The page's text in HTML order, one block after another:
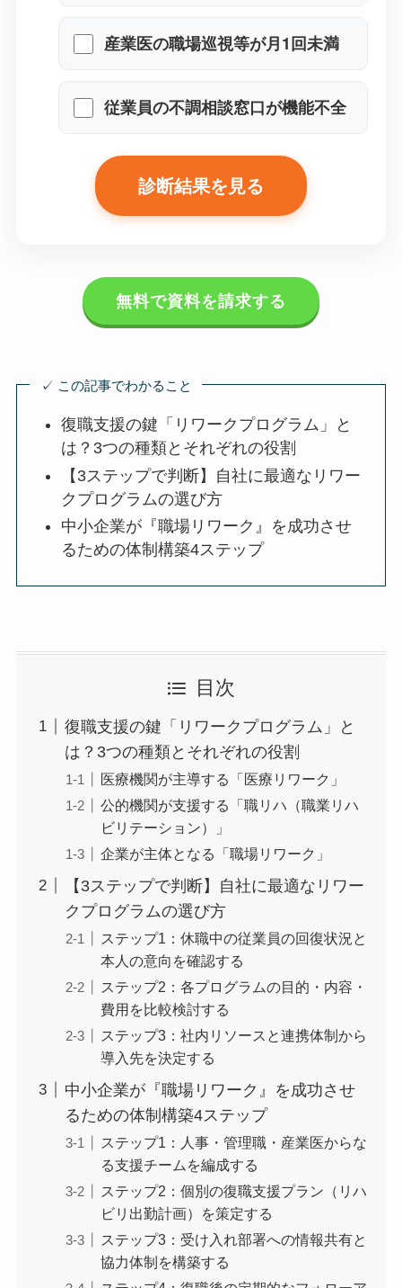
全
✓ この記事でわかること
復職支援の鍵「リワークプログラム」
とは？3つの種類とそれぞれの役割
【3ステップで判断】自社に最適なリワ
ークプログラムの選び方
中小企業が『職場リワーク』を成功さ
目次
復職支援の鍵「リワークプログラム」と
は？3つの種類とそれぞれの役割
医療機関が主導する「医療リワーク」
公的機関が支援する「職リハ（職業リ
ハビリテーション）」
企業が主体となる「職場リワーク」
【3ステップで判断】自社に最適なリワ
ークプログラムの選び方
ステップ1：休職中の従業員の回復状況
と本人の意向を確認する
ステップ2：各プログラムの目的・内
容・費用を比較検討する
ステップ3：社内リソースと連携体制か
ら導入先を決定する
中小企業が『職場リワーク』を成功させ
るための体制構築4ステップ
ステップ1：人事・管理職・産業医から
なる支援チームを編成する
ステップ2：個別の復職支援プラン（リ
ハビリ出勤計画）を策定する